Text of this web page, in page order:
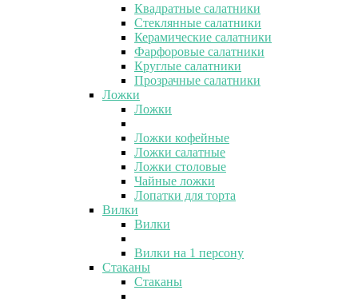
Квадратные салатники
Стеклянные салатники
Керамические салатники
Фарфоровые салатники
Круглые салатники
Прозрачные салатники
Ложки
Ложки
Ложки кофейные
Ложки салатные
Ложки столовые
Чайные ложки
Лопатки для торта
Вилки
Вилки
Вилки на 1 персону
Стаканы
Стаканы